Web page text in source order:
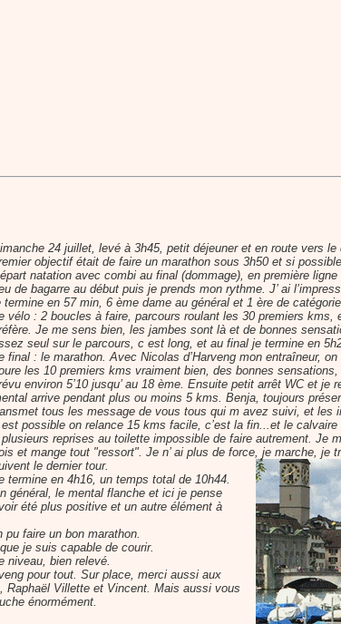
24 juillet, levé à 3h45, petit déjeuner et en route vers
objectif était de faire un marathon sous 3h50 et si
natation avec combi au final (dommage), en première
de bagarre au début puis je prends mon rythme. J’ ai
termine en 57 min, 6 ème dame au général et 1 ère de
vélo : 2 boucles à faire, parcours roulant les 30 premiers kms,
Je me sens bien, les jambes sont là et de bonnes
seul sur le parcours, c est long, et au final je termine en
final : le marathon. Avec Nicolas d’Harveng mon entraîneur,
les 10 premiers kms vraiment bien, des bonnes
environ 5’10 jusqu’ au 18 ème. Ensuite petit arrêt WC et je
arrive pendant plus ou moins 5 kms. Benja, toujours
tous les message de vous tous qui m avez suivi, et les
possible on relance 15 kms facile, c’est la fin...et le
reprises au toilette impossible de faire autrement. Je
et mange tout "ressort". Je n’ ai plus de force, je marche, je
le dernier tour.
termine en 4h16, un temps total de 10h44.
général, le mental flanche et ici je pense
été plus positive et un autre élément à
faire un bon marathon.
je suis capable de courir.
niveau, bien relevé.
pour tout. Sur place, merci aussi aux
Raphaël Villette et Vincent. Mais aussi vous
énormément.